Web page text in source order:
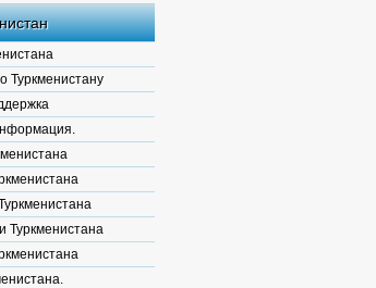
Туркменистану
Туркменистана